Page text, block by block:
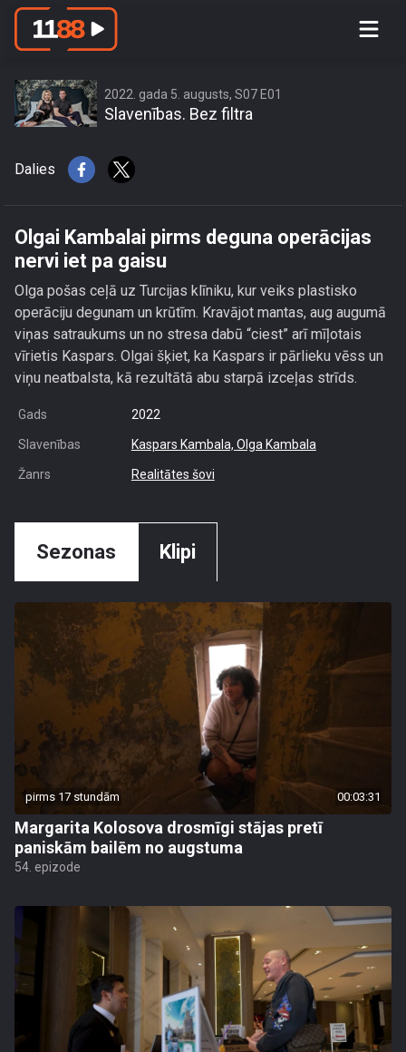
Olgai Kambalai pirms deguna
2022. gada 5. augusts, S07 E01
Slavenības. Bez filtra
Dalies
Olgai Kambalai pirms deguna operācijas
nervi iet pa gaisu
Olga pošas ceļā uz Turcijas klīniku, kur veiks plastisko
operāciju degunam un krūtīm. Kravājot mantas, aug augumā
viņas satraukums un no stresa dabū “ciest” arī mīļotais
vīrietis Kaspars. Olgai šķiet, ka Kaspars ir pārlieku vēss un
viņu neatbalsta, kā rezultātā abu starpā izceļas strīds.
Gads 2022
Slavenības Kaspars Kambala, Olga Kambala
Žanrs Realitātes šovi
Sezonas Klipi
pirms 17 stundām 00:03:31
Margarita Kolosova drosmīgi stājas pretī
paniskām bailēm no augstuma
54. epizode